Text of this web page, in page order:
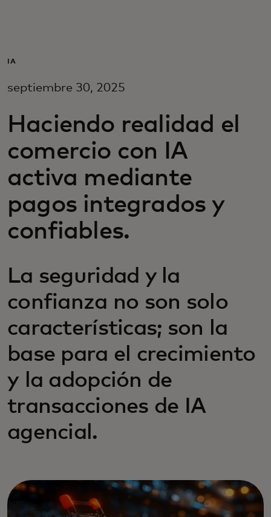
Para innovadores
Noticias y tendencias
IA
septiembre 30, 2025
Haciendo realidad el
comercio con IA
activa mediante
pagos integrados y
confiables.
La seguridad y la
confianza no son solo
características; son la
base para el crecimiento
y la adopción de
transacciones de IA
agencial.